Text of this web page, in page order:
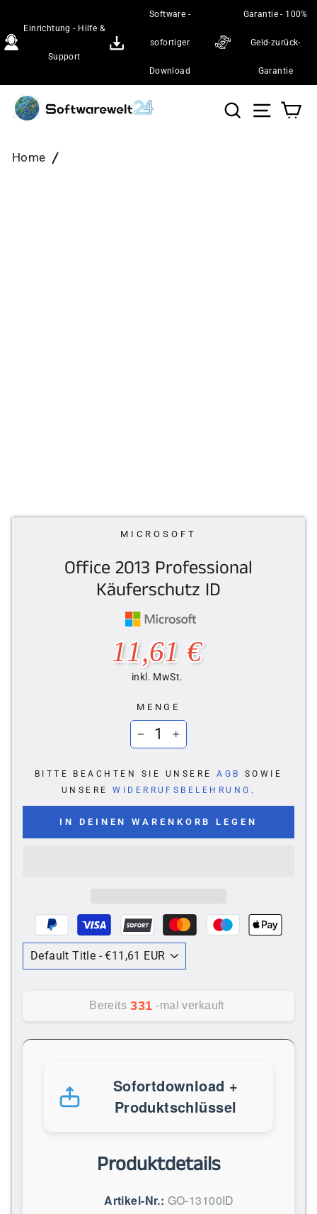
Inhalt
Einrichtung - Hilfe &
Support
Software -
sofortiger
Download
Garantie - 100%
Geld-zurück-
Garantie
Suche
Home
MICROSOFT
Office 2013 Professional
Käuferschutz ID
11,61 €
inkl. MwSt.
MENGE
BITTE BEACHTEN SIE UNSEREAGB
SOWIE
UNSEREWIDERRUFSBELEHRUNG .
IN DEINEN WARENKORB LEGEN
Bereits 331 -mal verkauft
Sofortdownload +
Produktschlüssel
Produktdetails
Artikel-Nr.: GO-13100ID